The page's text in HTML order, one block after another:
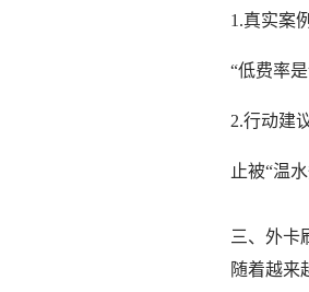
1.真实案
“低费率
2.行动建
止被“温
三、外卡
随着越来